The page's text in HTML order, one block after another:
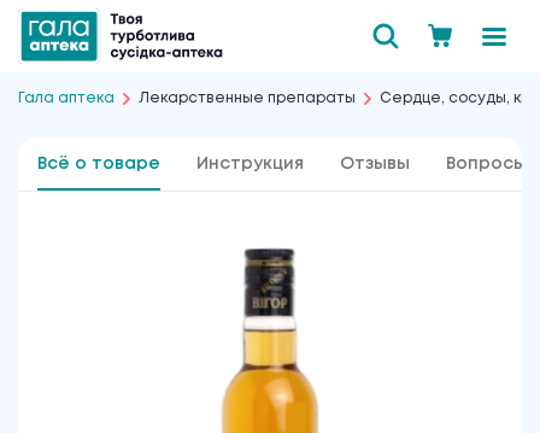
Гала аптека Лекарственные препараты Сердце, сосуды,
Всё о товаре Инструкция Отзывы Вопросы